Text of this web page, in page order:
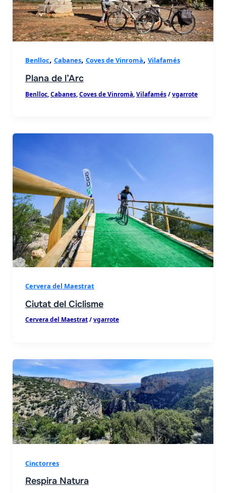
Benlloc, Cabanes, Coves de Vinromà, Vilafamés
Plana de l’Arc
Benlloc, Cabanes, Coves de Vinromà, Vilafamés/vgarrote
Cervera del Maestrat
Ciutat del Ciclisme
Cervera del Maestrat/vgarrote
Cinctorres
Respira Natura